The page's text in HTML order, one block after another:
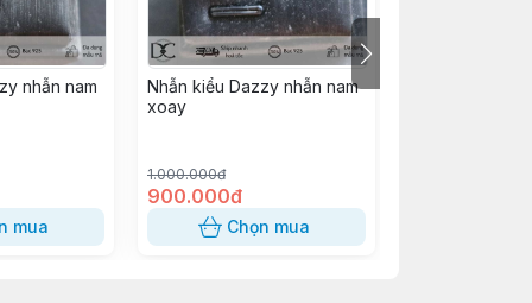
nhẫn nam
mua
Nhẫn kiểu Dazzy nhẫn nam
xoay
1.000.000đ
900.000đ
Chọn mua